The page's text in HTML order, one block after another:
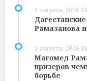
6 августа, 2026
Рамазанова
6 августа, 2026
Магомед
призеров
борьбе